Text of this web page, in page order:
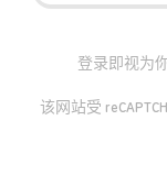
登录即视为
该网站受